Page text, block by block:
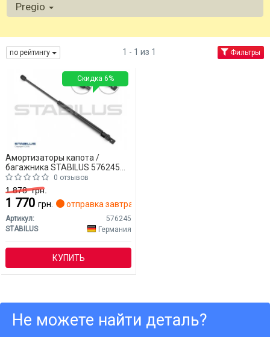
Pregio
по рейтингу 1 - 1 из 1 Фильтры
Амортизаторы капота /
багажника STABILUS 576245
KIA Pregio
0 отзывов
1 878грн.
1 770 грн. отправка завтра
Артикул:
576245
STABILUS
Германия
КУПИТЬ
Скидка 6%
Не можете найти деталь?